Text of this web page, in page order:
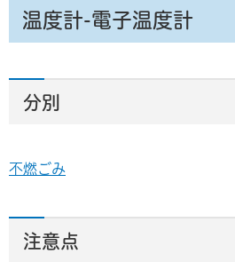
温度計-電子温度計
分別
不燃ごみ
注意点